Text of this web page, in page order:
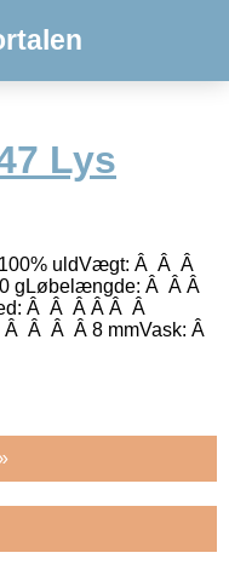
Lys
uldVægt: Â Â Â
Â Â Â
Â Â Â Â Â Â
Â Â Â 8 mmVask: Â